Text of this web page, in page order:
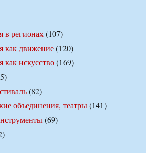
в регионах(107)
как движение(120)
как искусство(169)
(82)
объединения, театры(141)
(69)